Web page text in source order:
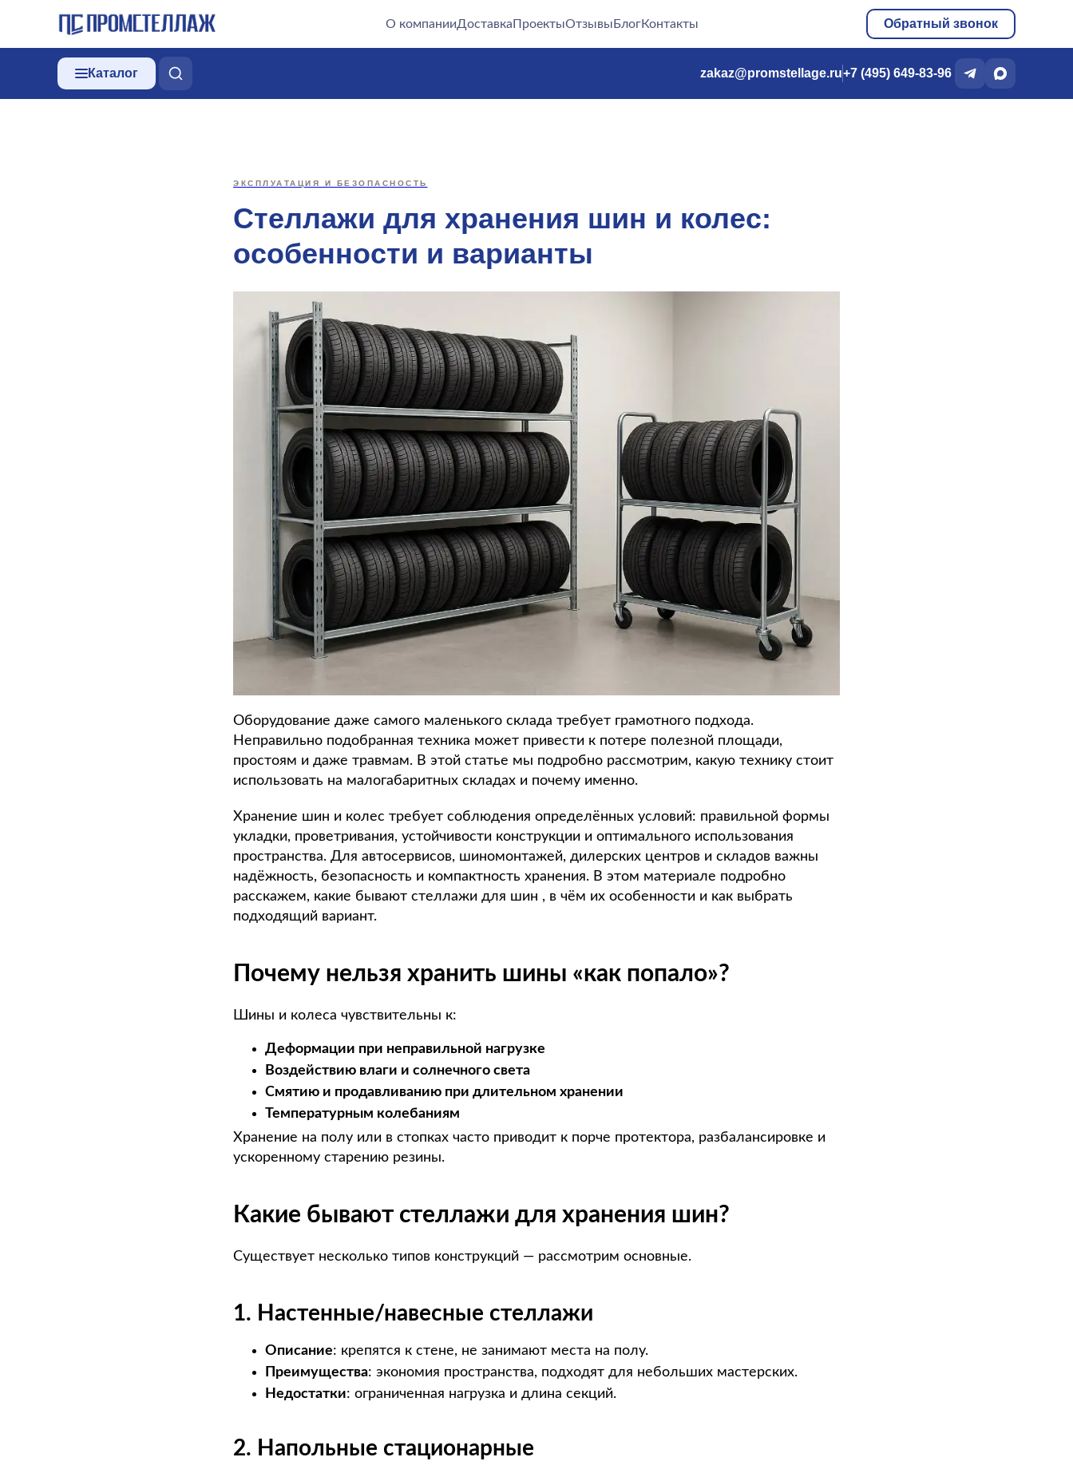
О компанииДоставкаПроектыОтзывыБлогКонтакты Обратный звонок
Каталог zakaz@promstellage.ru+7 (495) 649-83-96
ЭКСПЛУАТАЦИЯ И БЕЗОПАСНОСТЬ
Стеллажи для хранения шин и колес:
особенности и варианты
Оборудование даже самого маленького склада требует грамотного подхода.
Неправильно подобранная техника может привести к потере полезной площади,
простоям и даже травмам. В этой статье мы подробно рассмотрим, какую технику стоит
использовать на малогабаритных складах и почему именно.
Хранение шин и колес требует соблюдения определённых условий: правильной формы
укладки, проветривания, устойчивости конструкции и оптимального использования
пространства. Для автосервисов, шиномонтажей, дилерских центров и складов важны
надёжность, безопасность и компактность хранения. В этом материале подробно
расскажем, какие бывают стеллажи для шин , в чём их особенности и как выбрать
подходящий вариант.
Почему нельзя хранить шины «как попало»?
Шины и колеса чувствительны к:
Деформации при неправильной нагрузке
Воздействию влаги и солнечного света
Смятию и продавливанию при длительном хранении
Температурным колебаниям
Хранение на полу или в стопках часто приводит к порче протектора, разбалансировке и
ускоренному старению резины.
Какие бывают стеллажи для хранения шин?
Существует несколько типов конструкций — рассмотрим основные.
1. Настенные/навесные стеллажи
Описание: крепятся к стене, не занимают места на полу.
Преимущества: экономия пространства, подходят для небольших мастерских.
Недостатки: ограниченная нагрузка и длина секций.
2. Напольные стационарные